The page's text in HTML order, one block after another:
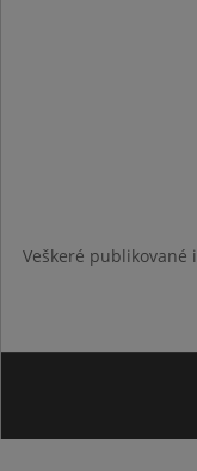
Veškeré